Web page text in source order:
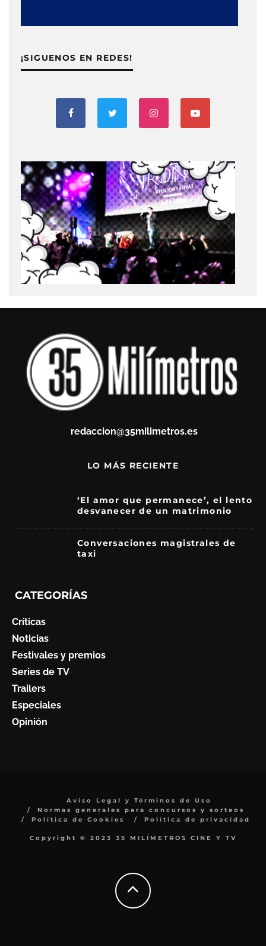
¡SIGUENOS EN REDES!
redaccion@35milimetros.es
LO MÁS RECIENTE
‘El amor que permanece’, el lento
desvanecer de un matrimonio
Conversaciones magistrales de
taxi
CATEGORÍAS
Críticas
Noticias
Festivales y premios
Series de TV
Trailers
Especiales
Opinión
Aviso Legal y Términos de Uso
Normas generales para concursos y sorteos
Política de Cookies
Política de privacidad
Copyright © 2023 35 MILÍMETROS CINE Y TV